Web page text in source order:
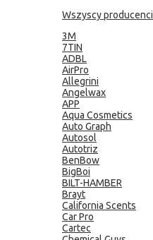
Wszyscy producenci
3M
7TIN
ADBL
AirPro
Allegrini
Angelwax
APP
Aqua Cosmetics
Auto Graph
Autosol
Autotriz
BenBow
BigBoi
BILT-HAMBER
Brayt
California Scents
Car Pro
Cartec